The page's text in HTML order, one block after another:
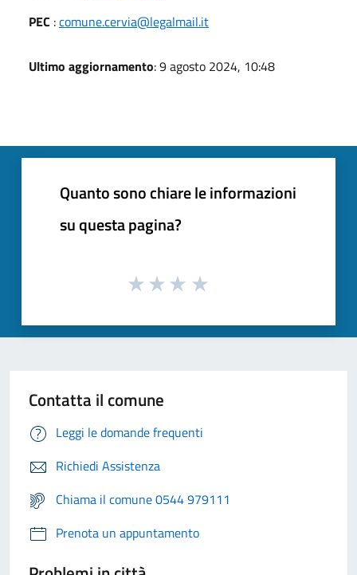
PEC :comune.cervia@legalmail.it
Ultimo aggiornamento: 9 agosto 2024, 10:48
Quanto sono chiare le informazioni
su questa pagina?
Contatta il comune
Leggi le domande frequenti
Richiedi Assistenza
Chiama il comune 0544 979111
Prenota un appuntamento